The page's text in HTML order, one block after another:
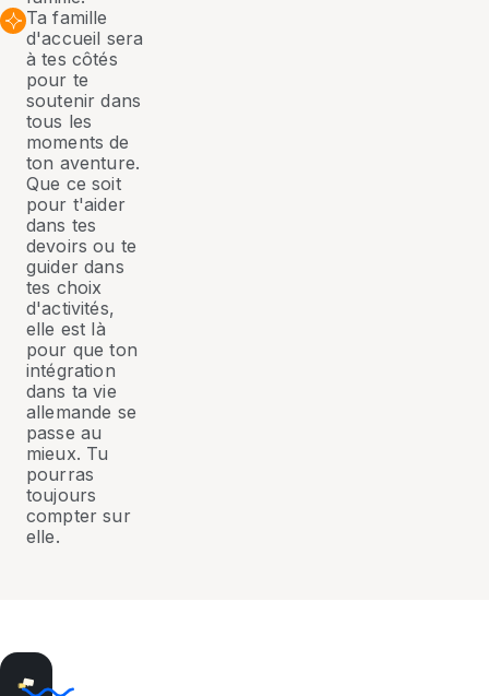
Ta famille
d'accueil sera
à tes côtés
pour te
soutenir dans
tous les
moments de
ton aventure.
Que ce soit
pour t'aider
dans tes
devoirs ou te
guider dans
tes choix
d'activités,
elle est là
pour que ton
intégration
dans ta vie
allemande se
passe au
mieux. Tu
pourras
toujours
compter sur
elle.